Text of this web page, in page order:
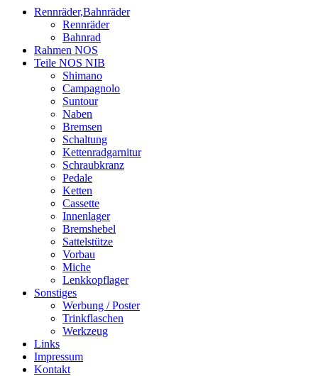
Rennräder,Bahnräder
Rennräder
Bahnrad
Rahmen NOS
Teile NOS NIB
Shimano
Campagnolo
Suntour
Naben
Bremsen
Schaltung
Kettenradgarnitur
Schraubkranz
Pedale
Ketten
Cassette
Innenlager
Bremshebel
Sattelstütze
Vorbau
Miche
Lenkkopflager
Sonstiges
Werbung / Poster
Trinkflaschen
Werkzeug
Links
Impressum
Kontakt